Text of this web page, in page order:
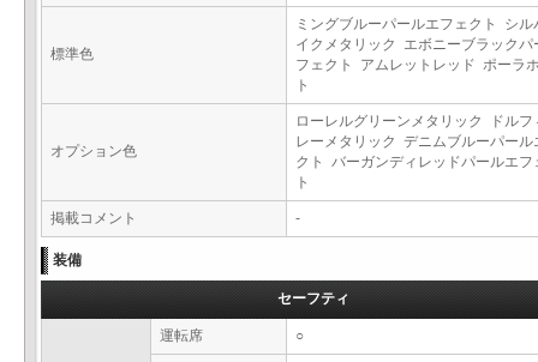
標準色
ミングブルーパールエフェクト シル
イクメタリック エボニーブラックパ
フェクト アムレットレッド ポーラ
ト
オプション色
ローレルグリーンメタリック ドルフ
レーメタリック デニムブルーパール
クト バーガンディレッドパールエフ
ト
掲載コメント -
装備
セーフティ
運転席 ○